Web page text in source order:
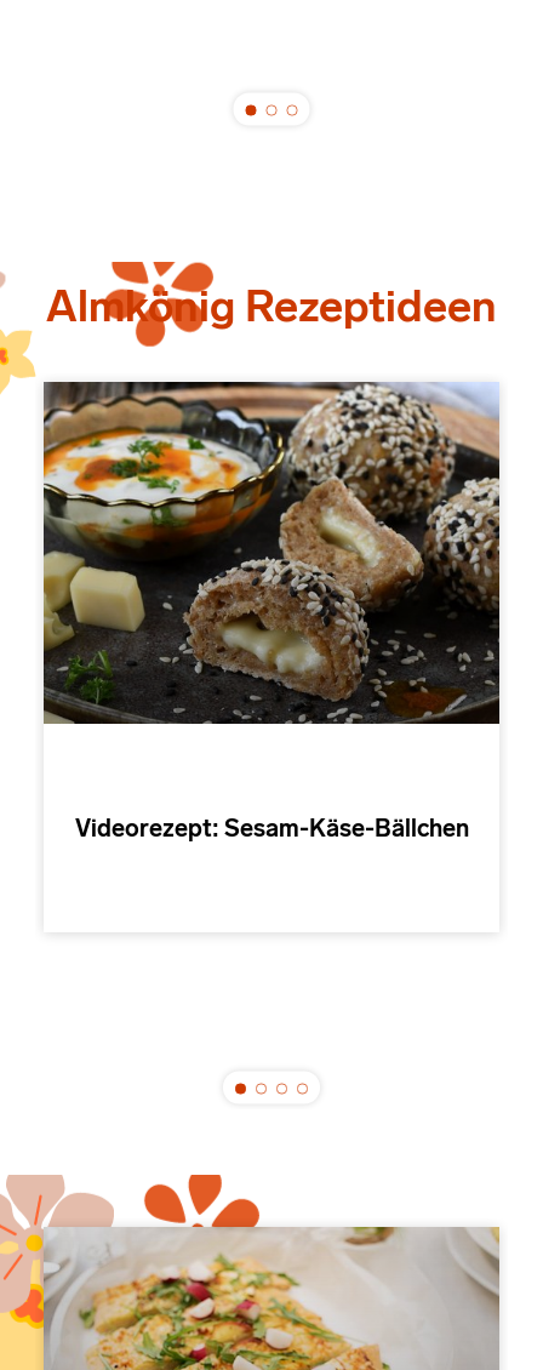
Almkönig Rezeptideen
Videorezept: Sesam-Käse-Bällchen